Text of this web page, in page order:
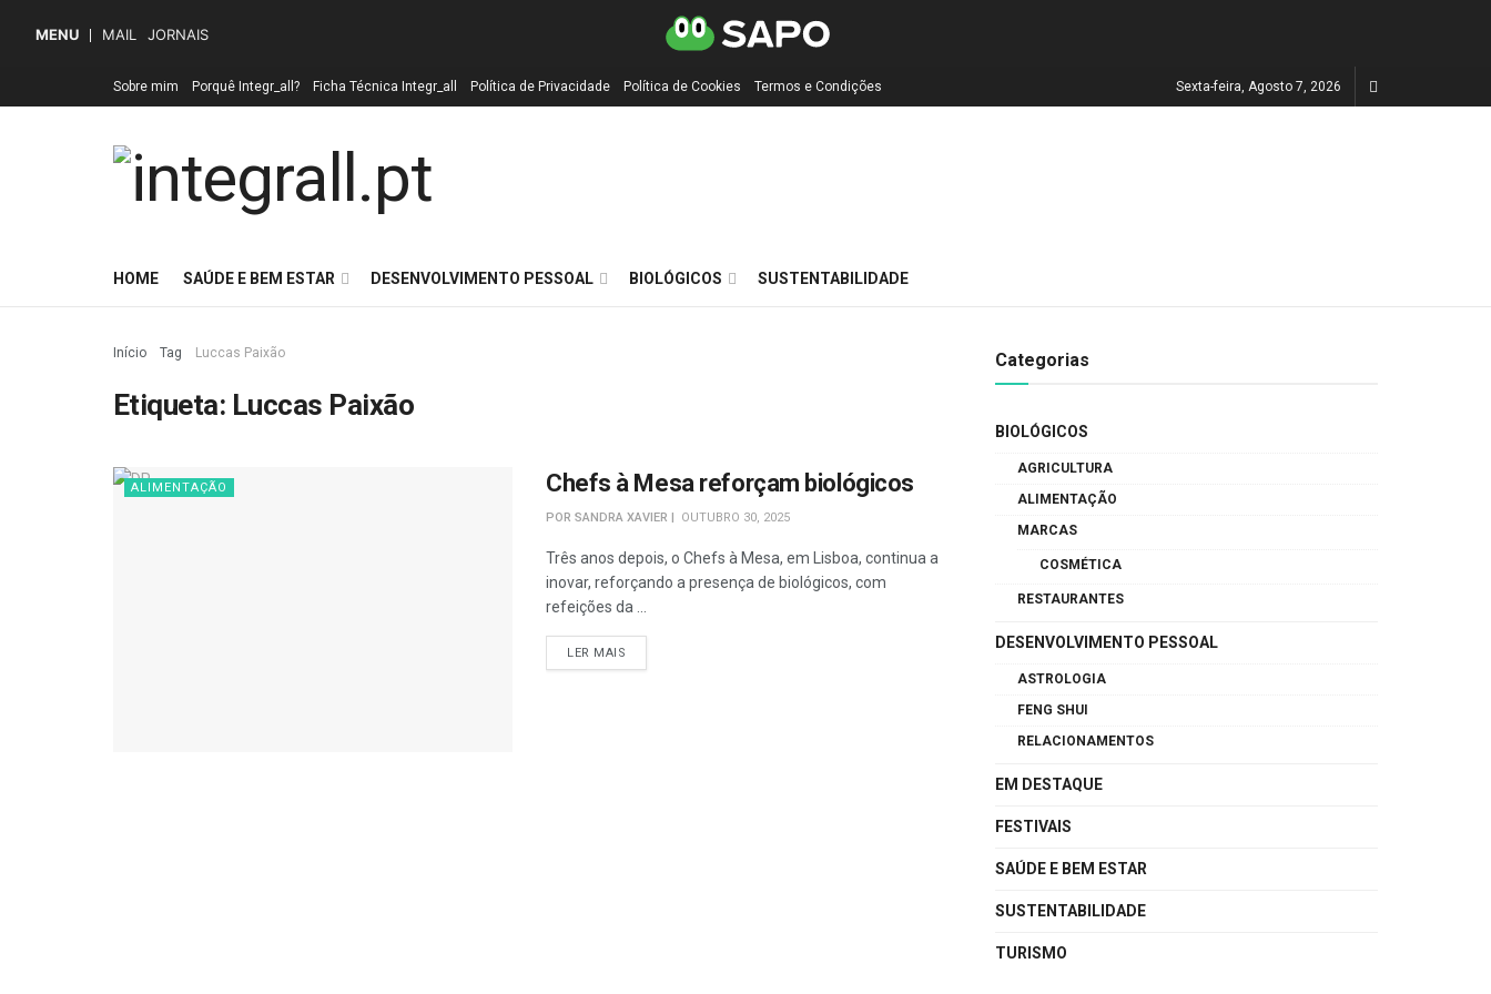
MENU MAIL JORNAIS
Sobre mim Porquê Integr_all? Ficha Técnica Integr_all Política de Privacidade Política de Cookies Termos e Condições Sexta-feira, Agosto 7, 2026
HOME SAÚDE E BEM ESTAR DESENVOLVIMENTO PESSOAL BIOLÓGICOS SUSTENTABILIDADE
Início Tag Luccas Paixão
Etiqueta: Luccas Paixão
ALIMENTAÇÃO Chefs à Mesa reforçam biológicos
POR SANDRA XAVIER OUTUBRO 30, 2025
Três anos depois, o Chefs à Mesa, em Lisboa, continua a
inovar, reforçando a presença de biológicos, com
refeições da ...
LER MAIS
Categorias
BIOLÓGICOS
AGRICULTURA
ALIMENTAÇÃO
MARCAS
COSMÉTICA
RESTAURANTES
DESENVOLVIMENTO PESSOAL
ASTROLOGIA
FENG SHUI
RELACIONAMENTOS
EM DESTAQUE
FESTIVAIS
SAÚDE E BEM ESTAR
SUSTENTABILIDADE
TURISMO